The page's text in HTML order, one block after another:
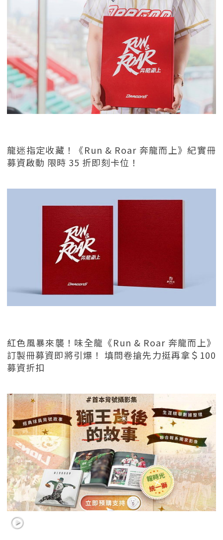
龍迷指定收藏！《Run & Roar 奔龍而上》紀實冊
募資啟動 限時 35 折即刻卡位！
紅色風暴來襲！味全龍《Run & Roar 奔龍而上》
訂製冊募資即將引爆！ 填問卷搶先力挺再拿＄100
募資折扣